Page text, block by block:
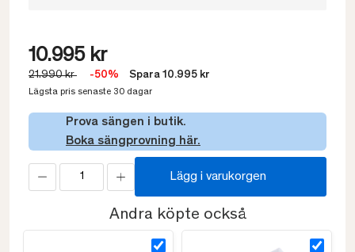
10.995 kr
21.990 kr -50% Spara 10.995 kr
Lägsta pris senaste 30 dagar
Prova sängen i butik.
Boka sängprovning här.
Lägg i varukorgen
Andra köpte också